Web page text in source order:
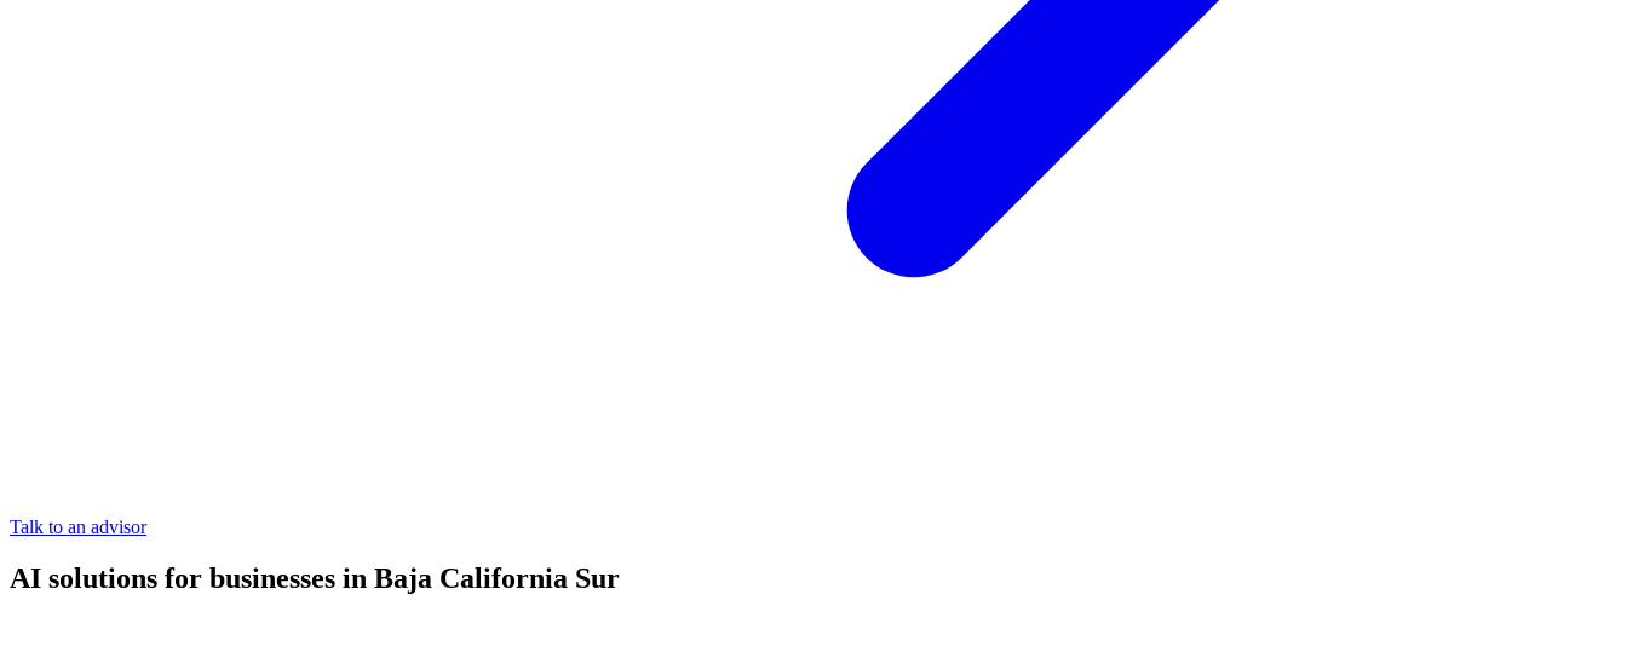
Talk to an advisor
AI solutions for businesses in Baja California Sur